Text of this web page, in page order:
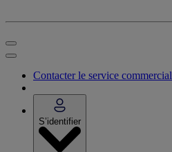
Contacter le service commercial
S’identifier